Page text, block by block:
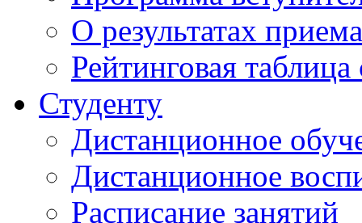
О результатах приема
Рейтинговая
Студенту
Дистанционное
Дистанционное
Расписание занятий